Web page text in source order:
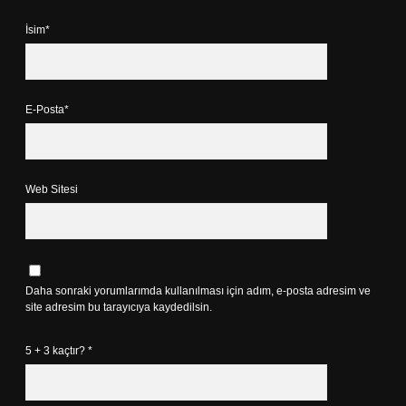
İsim*
E-Posta*
Web Sitesi
Daha sonraki yorumlarımda kullanılması için adım, e-posta adresim ve
site adresim bu tarayıcıya kaydedilsin.
5 + 3 kaçtır? *